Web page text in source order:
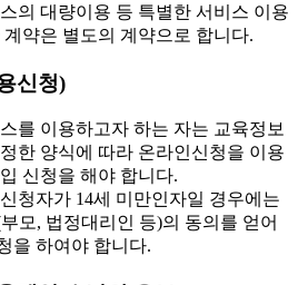
의 대량이용 등 특별한 서비스 이용
계약은 별도의 계약으로 합니다.
신청)
를 이용하고자 하는 자는 교육정보
한 양식에 따라 온라인신청을 이용
신청을 해야 합니다.
청자가 14세 미만인자일 경우에는
모, 법정대리인 등)의 동의를 얻어
을 하여야 합니다.